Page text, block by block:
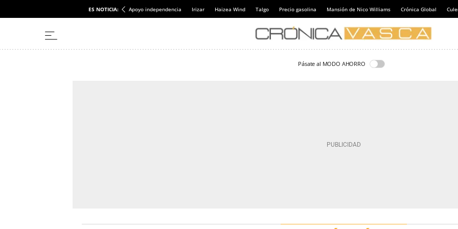
ES NOTICIA: Apoyo independencia Irizar Haizea Wind Talgo Precio gasolina Mansión de Nico Williams Crónica Global
Pásate al MODO AHORRO